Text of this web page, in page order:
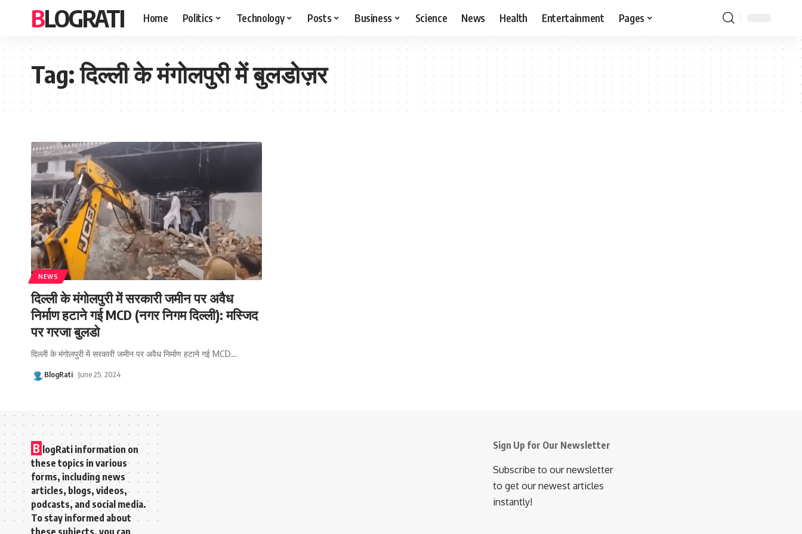
BLOGRATI Home Politics Technology Posts Business Science News Health Entertainment Pages
Tag:दिल्ली के मंगोलपुरी में बुलडोज़र
NEWS
दिल्ली के मंगोलपुरी में सरकारी जमीन पर अवैध
निर्माण हटाने गई MCD (नगर निगम दिल्ली): मस्जिद
पर गरजा बुलडो
दिल्ली के मंगोलपुरी में सरकारी जमीन पर अवैध निर्माण हटाने गई MCD…
BlogRati June 25, 2024
B logRati information on
these topics in various
forms, including news
articles, blogs, videos,
podcasts, and social media.
To stay informed about
these subjects, you can
Sign Up for Our Newsletter
Subscribe to our newsletter
to get our newest articles
instantly!